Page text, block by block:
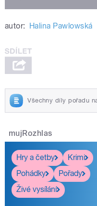
autor: Halina Pawlowská
Všechny díly pořadu
mujRozhlas
Hry a četby
Krimi
Pohádky
Pořady
Živé vysílání